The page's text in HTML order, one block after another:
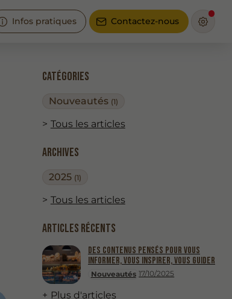
Infos pratiques Contactez-nous
Catégories
Nouveautés (1)
Tous les articles
Archives
2025 (1)
Tous les articles
Articles récents
Nouveautés 17/10/2025
Des contenus pensés pour vous
informer, vous inspirer, vous guider
Plus d'articles